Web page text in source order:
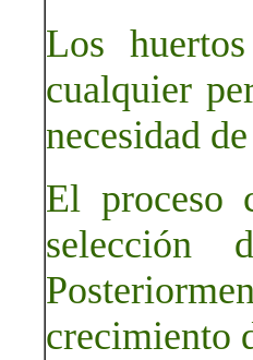
Los
cualquier
necesidad
El proceso
selección
crecimiento